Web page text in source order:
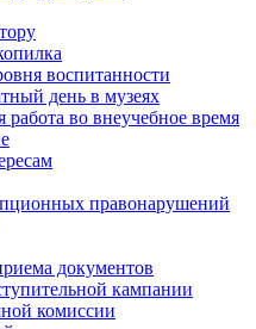
воспитанности
день в музеях
работа во внеучебное время
правонарушений
документов
кампании
комиссии